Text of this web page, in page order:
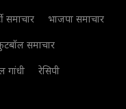
समाचार
भाजपा समाचार
समाचार
गांधी
रेसिपी